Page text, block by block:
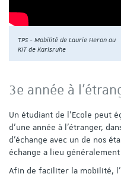
TPS - Mobilité de Laurie Heron au
KIT de Karlsruhe
3e année à
Un étudiant de l'Ecole peut
d'une année à l'étranger,
d’échange avec un de nos
échange a lieu
Afin de faciliter la mobilité,